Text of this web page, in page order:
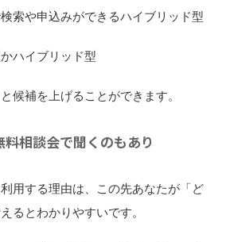
索や申込みができるハイブリッド型
ハイブリッド型
候補を上げることができます。
相談会で聞くのもあり
用する理由は、この先あなたが「ど
るとわかりやすいです。